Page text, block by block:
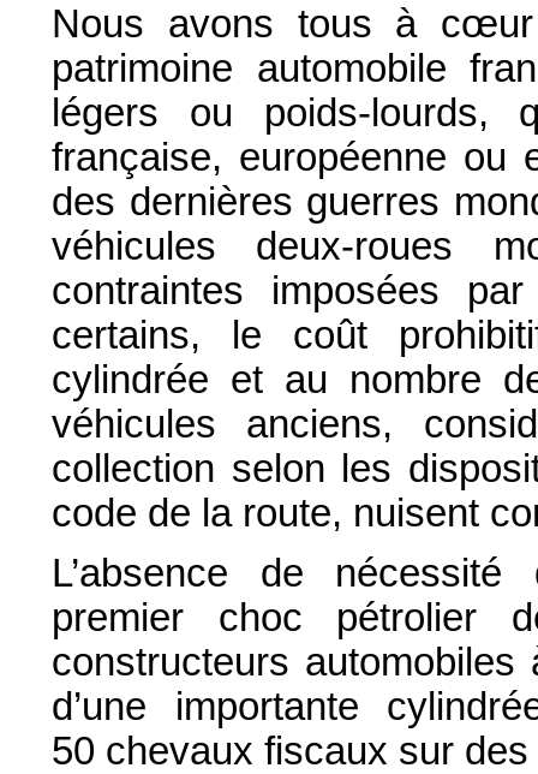
Nous avons tous à
patrimoine automobile
légers ou poids-lourds,
française, européenne ou
des dernières guerres
véhicules deux-roues
contraintes imposées
certains, le coût
cylindrée et au nombre
véhicules anciens,
collection selon les
code de la route, nuisent
L’absence de nécessité
premier choc pétrolier
constructeurs
d’une importante
50 chevaux fiscaux sur